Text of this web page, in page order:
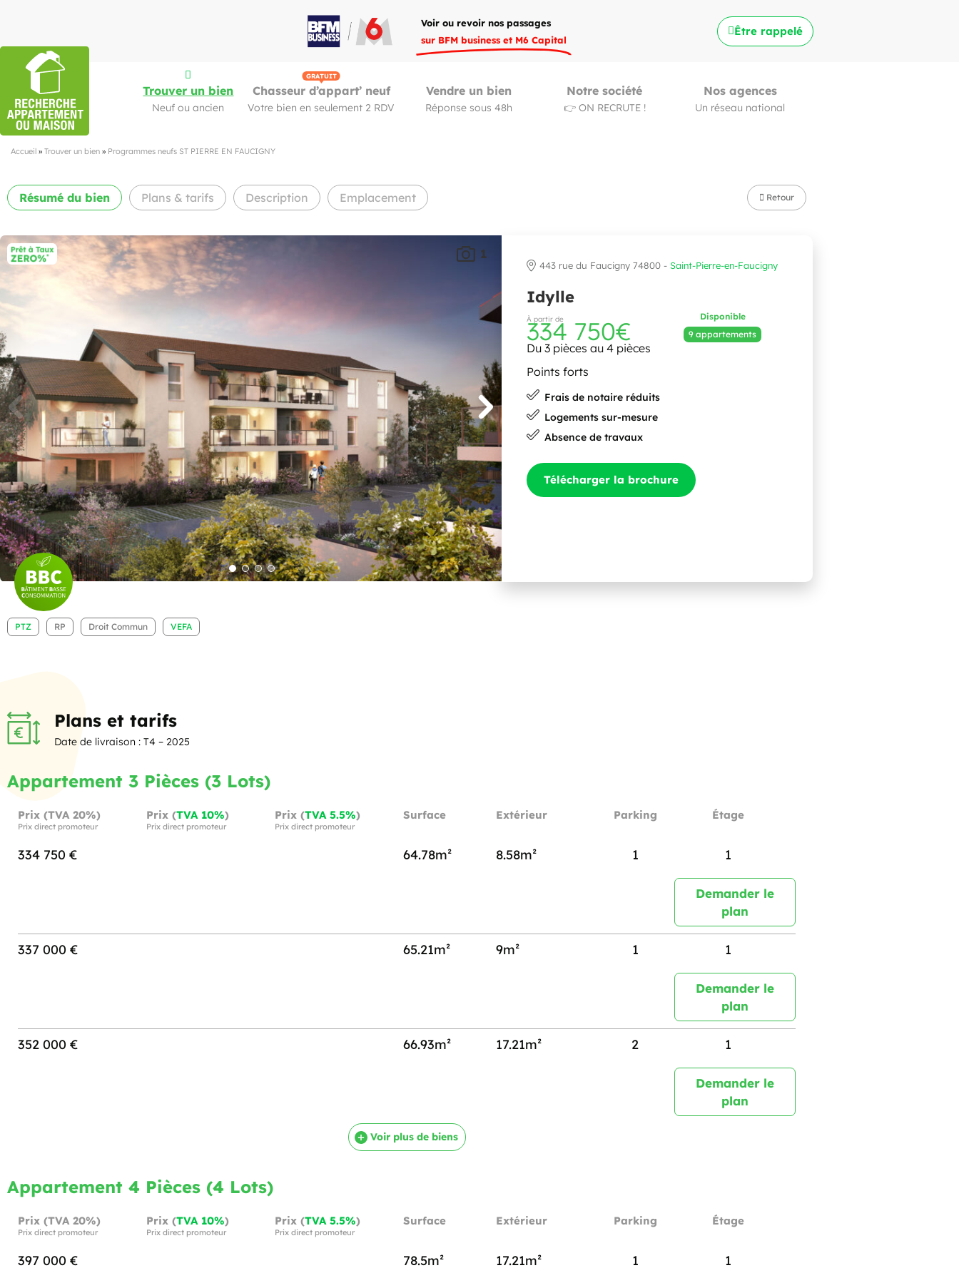
Voir ou revoir nos passages
sur BFM business et M6 Capital
Être rappelé
Trouver un bien
Neuf ou ancien
GRATUIT
Chasseur d’appart’ neuf
Votre bien en seulement 2 RDV
Vendre un bien
Réponse sous 48h
Notre société
👉 ON RECRUTE !
Nos agences
Un réseau national
Accueil » Trouver un bien » Programmes neufs ST PIERRE EN FAUCIGNY
Résumé du bien Plans & tarifs Description Emplacement Retour
1
443 rue du Faucigny 74800 - Saint-Pierre-en-Faucigny
Idylle
À partir de
334 750€
Disponible
9 appartements
Du 3 pièces au 4 pièces
Points forts
Frais de notaire réduits
Logements sur-mesure
Absence de travaux
Télécharger la brochure
PTZ RP Droit Commun VEFA
Plans et tarifs
Date de livraison : T4 – 2025
Appartement 3 Pièces (3 Lots)
Prix (TVA 20%)
Prix direct promoteur
Prix (TVA 10%)
Prix direct promoteur
Prix (TVA 5.5%)
Prix direct promoteur
Surface Extérieur Parking Étage
334 750 € 64.78m² 8.58m² 1 1
Demander le
plan
337 000 € 65.21m² 9m² 1 1
Demander le
plan
352 000 € 66.93m² 17.21m² 2 1
Demander le
plan
Voir plus de biens
Appartement 4 Pièces (4 Lots)
Prix (TVA 20%)
Prix direct promoteur
Prix (TVA 10%)
Prix direct promoteur
Prix (TVA 5.5%)
Prix direct promoteur
Surface Extérieur Parking Étage
397 000 € 78.5m² 17.21m² 1 1